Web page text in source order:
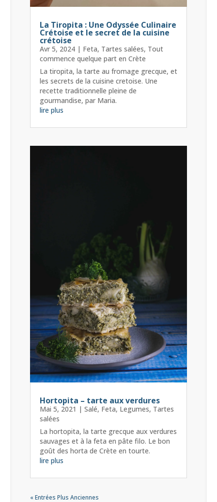
La Tiropita : Une Odyssée Culinaire
Crétoise et le secret de la cuisine
crétoise
Avr 5, 2024| Feta, Tartes salées, Tout
commence quelque part en Crète
La tiropita, la tarte au fromage grecque, et
les secrets de la cuisine cretoise. Une
recette traditionnelle pleine de
gourmandise, par Maria.
lire plus
Hortopita – tarte aux verdures
Mai 5, 2021 | Salé, Feta, Legumes, Tartes
salées
La hortopita, la tarte grecque aux verdures
sauvages et à la feta en pâte filo. Le bon
goût des horta de Crète en tourte.
lire plus
« Entrées Plus Anciennes